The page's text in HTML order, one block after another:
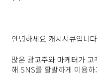
안녕하세요 캐치시큐입니
많은 광고주와 마케터가
해 SNS를 활발하게 이용